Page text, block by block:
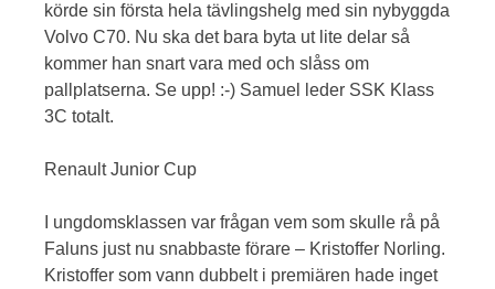
körde sin första hela tävlingshelg med sin nybyggda
Volvo C70. Nu ska det bara byta ut lite delar så
kommer han snart vara med och slåss om
pallplatserna. Se upp! :-) Samuel leder SSK Klass
3C totalt.
Renault Junior Cup
I ungdomsklassen var frågan vem som skulle rå på
Faluns just nu snabbaste förare – Kristoffer Norling.
Kristoffer som vann dubbelt i premiären hade inget